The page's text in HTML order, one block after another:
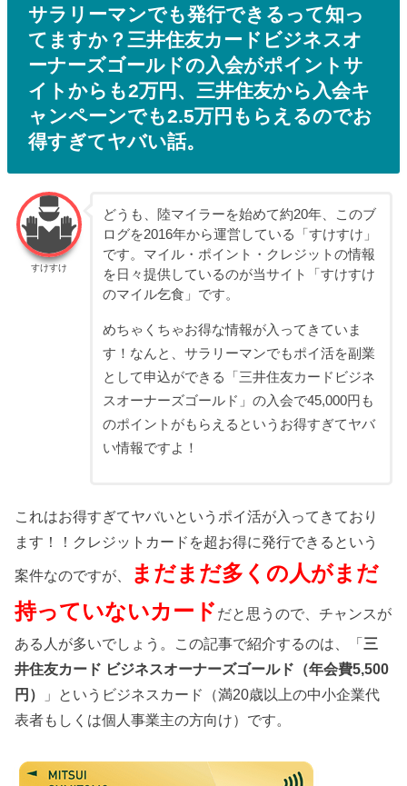
サラリーマンでも発行できるって知っ
てますか？三井住友カードビジネスオ
ーナーズゴールドの入会がポイントサ
イトからも2万円、三井住友から入会キ
ャンペーンでも2.5万円もらえるのでお
得すぎてヤバい話。
すけすけ
どうも、陸マイラーを始めて約20年、このブ
ログを2016年から運営している「すけすけ」
です。マイル・ポイント・クレジットの情報
を日々提供しているのが当サイト「すけすけ
のマイル乞食」です。
めちゃくちゃお得な情報が入ってきていま
す！なんと、サラリーマンでもポイ活を副業
として申込ができる「三井住友カードビジネ
スオーナーズゴールド」の入会で45,000円も
のポイントがもらえるというお得すぎてヤバ
い情報ですよ！
これはお得すぎてヤバいというポイ活が入ってきており
ます！！クレジットカードを超お得に発行できるという
案件なのですが、
まだまだ多くの人がまだ
持っていないカード だと思うので、チャンスが
ある人が多いでしょう。この記事で紹介するのは、「三
井住友カード ビジネスオーナーズゴールド（年会費5,500
円）
」というビジネスカード（満20歳以上の中小企業代
表者もしくは個人事業主の方向け）です。